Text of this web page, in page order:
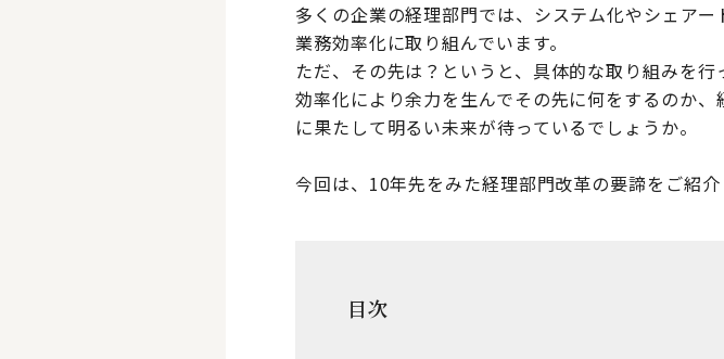
多くの企業の経理部門では、システム化やシェア
業務効率化に取り組んでいます。
ただ、その先は？というと、具体的な取り組みを行
効率化により余力を生んでその先に何をするのか
に果たして明るい未来が待っているでしょうか。
今回は、10年先をみた経理部門改革の要諦をご紹介
目次